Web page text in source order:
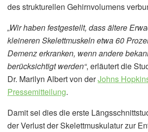
des strukturellen Gehirnvolumens
„Wir haben festgestellt, dass ältere
kleineren Skelettmuskeln etwa 60
Demenz erkranken, wenn andere
berücksichtigt werden“, erläutert die
Dr. Marilyn Albert von derJohns
Pressemitteilung.
Damit sei dies die erste
der Verlust der Skelettmuskulatur zur